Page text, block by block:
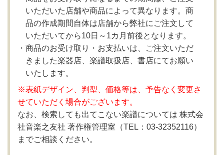
いただいた店舗や商品によって異なります。商
品の作成期間自体は店舗から弊社にご注文して
いただいてから10日～1カ月前後となります。
商品のお受け取り・お支払いは、ご注文いただ
きました楽器店、楽譜取扱店、書店にてお願い
いたします。
※表紙デザイン、判型、価格等は、予告なく変更さ
せていただく場合がございます。
なお、検索しても出てこない楽譜については 株式会
社音楽之友社 著作権管理室（TEL：03-32352116）
までご相談ください。